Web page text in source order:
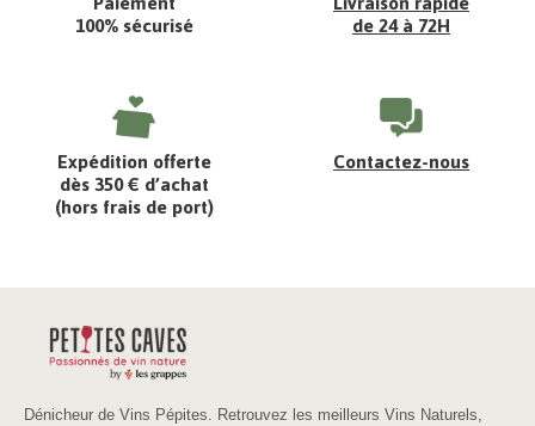
100% sécurisé de 24 à 72H
Expédition offerte
dès 350 € d’achat
(hors frais de port)
Contactez-nous
Dénicheur de Vins Pépites. Retrouvez les meilleurs Vins Naturels,